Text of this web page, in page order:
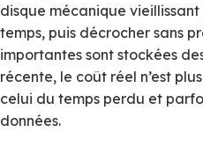
disque mécanique
temps, puis décrocher sans
importantes sont stockées
récente, le coût réel n’est
celui du temps perdu et
données.